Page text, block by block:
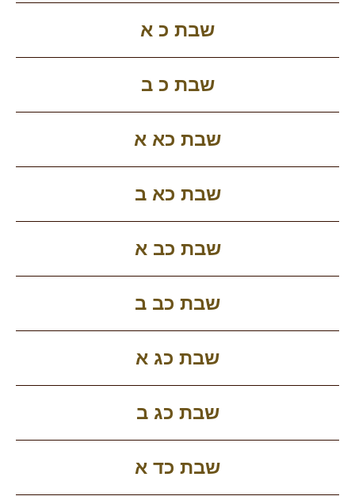
שבת כ א
שבת כ ב
שבת כא א
שבת כא ב
שבת כב א
שבת כב ב
שבת כג א
שבת כג ב
שבת כד א